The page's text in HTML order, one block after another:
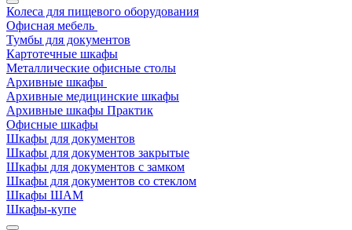
Колеса для пищевого оборудования
Офисная мебель
Тумбы для документов
Картотечные шкафы
Металлические офисные столы
Архивные шкафы
Архивные медицинские шкафы
Архивные шкафы Практик
Офисные шкафы
Шкафы для документов
Шкафы для документов закрытые
Шкафы для документов с замком
Шкафы для документов со стеклом
Шкафы ШАМ
Шкафы-купе